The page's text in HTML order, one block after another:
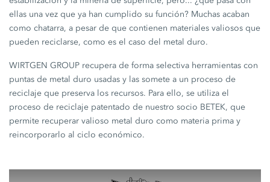
ellas una vez que ya han cumplido su función? Muchas acaban
como chatarra, a pesar de que contienen materiales valiosos que
pueden reciclarse, como es el caso del metal duro.
WIRTGEN GROUP recupera de forma selectiva herramientas con
puntas de metal duro usadas y las somete a un proceso de
reciclaje que preserva los recursos. Para ello, se utiliza el
proceso de reciclaje patentado de nuestro socio BETEK, que
permite recuperar valioso metal duro como materia prima y
reincorporarlo al ciclo económico.